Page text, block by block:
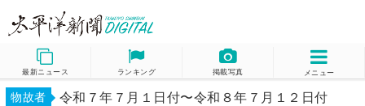
最新ニュース ランキング 掲載写真 メニュー
物故者 令和７年７月１日付〜令和８年７月１２日付